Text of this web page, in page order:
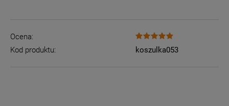
Ocena:
Kod produktu:
koszulka053